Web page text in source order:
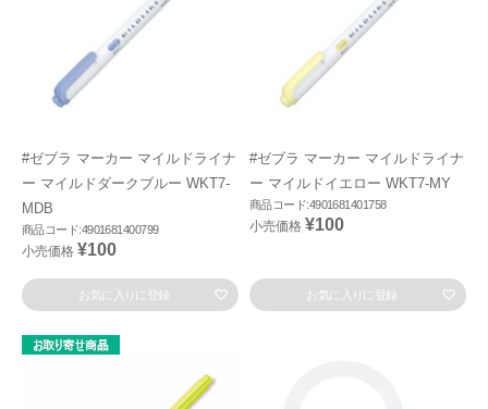
#ゼブラ マーカー マイルドライナ
ー マイルドダークブルー WKT7-
MDB
商品コード:4901681400799
小売価格 ¥100
お気に入りに登録
#ゼブラ マーカー マイルドライナ
ー マイルドイエロー WKT7-MY
商品コード:4901681401758
小売価格 ¥100
お気に入りに登録